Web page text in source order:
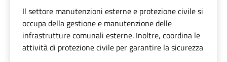
Il settore manutenzioni esterne e protezione civile si
occupa della gestione e manutenzione delle
infrastrutture comunali esterne. Inoltre, coordina le
attività di protezione civile per garantire la sicurezza